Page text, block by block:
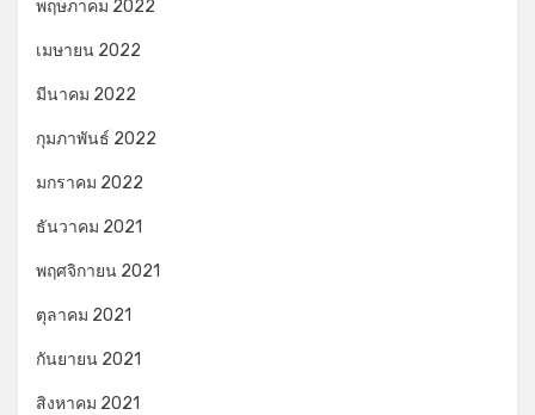
พฤษภาคม 2022
เมษายน 2022
มีนาคม 2022
กุมภาพันธ์ 2022
มกราคม 2022
ธันวาคม 2021
พฤศจิกายน 2021
ตุลาคม 2021
กันยายน 2021
สิงหาคม 2021